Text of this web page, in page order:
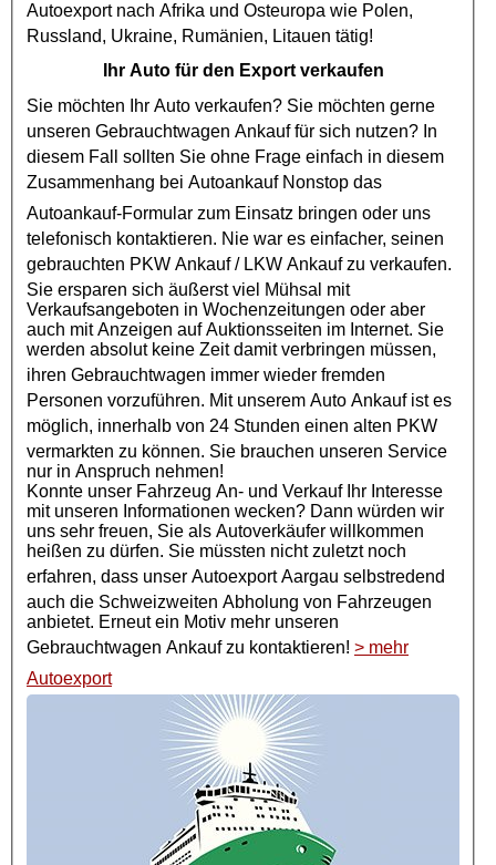
Autoexportnach Afrika und Osteuropa wie Polen,
Russland, Ukraine, Rumänien, Litauen tätig!
Ihr Auto für den Export verkaufen
Sie möchten Ihr Auto verkaufen? Sie möchten gerne
unseren Gebrauchtwagen Ankauffür sich nutzen? In
diesem Fall sollten Sie ohne Frage einfach in diesem
Zusammenhang bei AutoankaufNonstop das
Autoankauf-Formular zum Einsatz bringen oder uns
telefonisch kontaktieren. Nie war es einfacher, seinen
gebrauchten PKW Ankauf/ LKW Ankaufzu verkaufen.
Sie ersparen sich äußerst viel Mühsal mit
Verkaufsangeboten in Wochenzeitungen oder aber
auch mit Anzeigen auf Auktionsseiten im Internet. Sie
werden absolut keine Zeit damit verbringen müssen,
ihren Gebrauchtwagen immer wieder fremden
Personen vorzuführen. Mit unserem Auto Ankauf ist es
möglich, innerhalb von 24 Stunden einen alten PKW
vermarkten zu können. Sie brauchen unseren Service
nur in Anspruch nehmen!
Konnte unser Fahrzeug An- und Verkauf Ihr Interesse
mit unseren Informationen wecken? Dann würden wir
uns sehr freuen, Sie als Autoverkäufer willkommen
heißen zu dürfen. Sie müssten nicht zuletzt noch
erfahren, dass unser AutoexportAargau selbstredend
auch die Schweizweiten Abholung von Fahrzeugen
anbietet. Erneut ein Motiv mehr unseren
Gebrauchtwagen Ankaufzu kontaktieren! > mehr
Autoexport